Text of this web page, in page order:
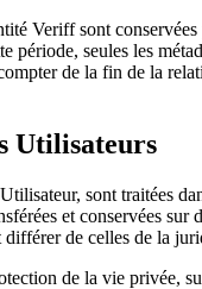
Veriff sont
seules les
de la fin de la
Utilisateurs
sont traitées
et conservées
de celles de la
de la vie privée,